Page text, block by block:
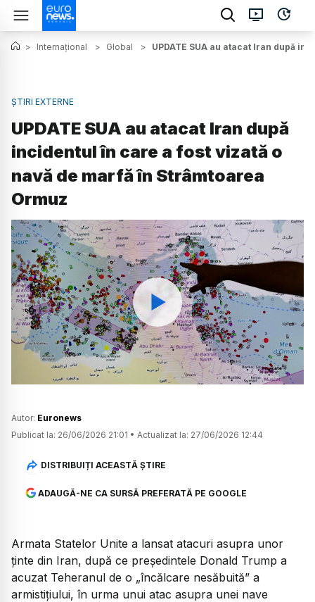
> Internațional > Global > UPDATE SUA au atacat Iran după
ȘTIRI EXTERNE
UPDATE SUA au atacat Iran după
incidentul în care a fost vizată o
navă de marfă în Strâmtoarea
Ormuz
Watch
Autor: Euronews
Publicat la: 26/06/2026 21:01 • Actualizat la: 27/06/2026 12:44
DISTRIBUIȚI ACEASTĂ ȘTIRE
ADAUGĂ-NE CA SURSĂ PREFERATĂ PE GOOGLE
Armata Statelor Unite a lansat atacuri asupra unor
ținte din Iran, după ce președintele Donald Trump a
acuzat Teheranul de o „încălcare nesăbuită” a
armistițiului, în urma unui atac asupra unei nave